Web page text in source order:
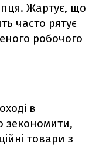
Жартує, що
часто рятує
робочого
в
зекономити,
товари з